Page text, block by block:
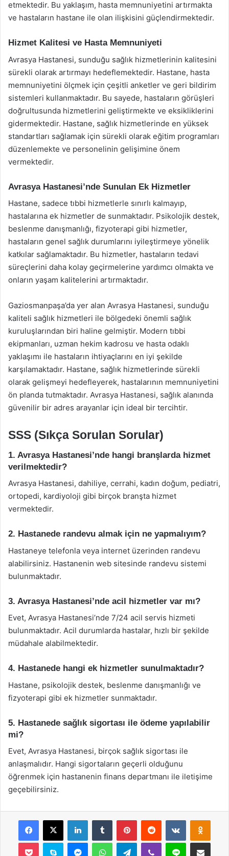
etmektedir. Bu yaklaşım, hasta memnuniyetini artırmakta
ve hastaların hastane ile olan ilişkisini güçlendirmektedir.
Hizmet Kalitesi ve Hasta Memnuniyeti
Avrasya Hastanesi, sunduğu sağlık hizmetlerinin kalitesini
sürekli olarak artırmayı hedeflemektedir. Hastane, hasta
memnuniyetini ölçmek için çeşitli anketler ve geri bildirim
sistemleri kullanmaktadır. Bu sayede, hastaların görüşleri
doğrultusunda hizmetlerini geliştirmekte ve eksikliklerini
gidermektedir. Hastane, sağlık hizmetlerinde en yüksek
standartları sağlamak için sürekli olarak eğitim programları
düzenlemekte ve personelinin gelişimine önem
vermektedir.
Avrasya Hastanesi’nde Sunulan Ek Hizmetler
Hastane, sadece tıbbi hizmetlerle sınırlı kalmayıp,
hastalarına ek hizmetler de sunmaktadır. Psikolojik destek,
beslenme danışmanlığı, fizyoterapi gibi hizmetler,
hastaların genel sağlık durumlarını iyileştirmeye yönelik
katkılar sağlamaktadır. Bu hizmetler, hastaların tedavi
süreçlerini daha kolay geçirmelerine yardımcı olmakta ve
onların yaşam kalitelerini artırmaktadır.
Gaziosmanpaşa’da yer alan Avrasya Hastanesi, sunduğu
kaliteli sağlık hizmetleri ile bölgedeki önemli sağlık
kuruluşlarından biri haline gelmiştir. Modern tıbbi
ekipmanları, uzman hekim kadrosu ve hasta odaklı
yaklaşımı ile hastaların ihtiyaçlarını en iyi şekilde
karşılamaktadır. Hastane, sağlık hizmetlerinde sürekli
olarak gelişmeyi hedefleyerek, hastalarının memnuniyetini
ön planda tutmaktadır. Avrasya Hastanesi, sağlık alanında
güvenilir bir adres arayanlar için ideal bir tercihtir.
SSS (Sıkça Sorulan Sorular)
1. Avrasya Hastanesi’nde hangi branşlarda hizmet
verilmektedir?
Avrasya Hastanesi, dahiliye, cerrahi, kadın doğum, pediatri,
ortopedi, kardiyoloji gibi birçok branşta hizmet
vermektedir.
2. Hastanede randevu almak için ne yapmalıyım?
Hastaneye telefonla veya internet üzerinden randevu
alabilirsiniz. Hastanenin web sitesinde randevu sistemi
bulunmaktadır.
3. Avrasya Hastanesi’nde acil hizmetler var mı?
Evet, Avrasya Hastanesi’nde 7/24 acil servis hizmeti
bulunmaktadır. Acil durumlarda hastalar, hızlı bir şekilde
müdahale alabilmektedir.
4. Hastanede hangi ek hizmetler sunulmaktadır?
Hastane, psikolojik destek, beslenme danışmanlığı ve
fizyoterapi gibi ek hizmetler sunmaktadır.
5. Hastanede sağlık sigortası ile ödeme yapılabilir
mi?
Evet, Avrasya Hastanesi, birçok sağlık sigortası ile
anlaşmalıdır. Hangi sigortaların geçerli olduğunu
öğrenmek için hastanenin finans departmanı ile iletişime
geçebilirsiniz.
Facebook
X LinkedInTumblr PinterestReddit VKontakte
Pocket Skype MessengerWhatsAppTelegramViber Line E-Posta ile